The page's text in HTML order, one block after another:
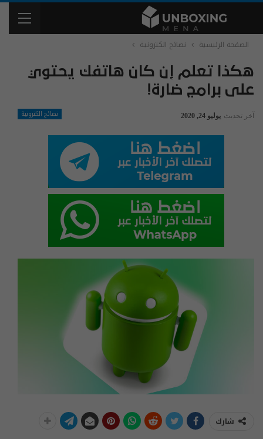
الصفحة الرئيسية نصائح الكترونية
هكذا تعلم إن كان هاتفك يحتوي
على برامج ضارة!
نصائح الكترونية آخر تحديث يوليو 24, 2020
شارك